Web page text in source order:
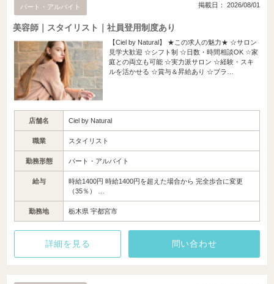
パート・アルバイト 掲載日： 2026/08/01
美容師｜スタイリスト｜社員登用制度あり
【Ciel by Natural】 ★この求人の魅力★ ☆サロン
見学大歓迎 ☆シフト制 ☆日数・時間相談OK ☆家
庭との両立も可能 ☆実力派サロン ☆経験・スキ
ルを活かせる ☆賞与＆昇給あり ☆ブラ…
店舗名 Ciel by Natural
職業 スタイリスト
勤務形態 パート・アルバイト
給与
時給1400円 時給1400円を超えた場合から 完全歩合に変更
（35％） …
勤務地 栃木県 宇都宮市
詳細を見る 問い合わせ